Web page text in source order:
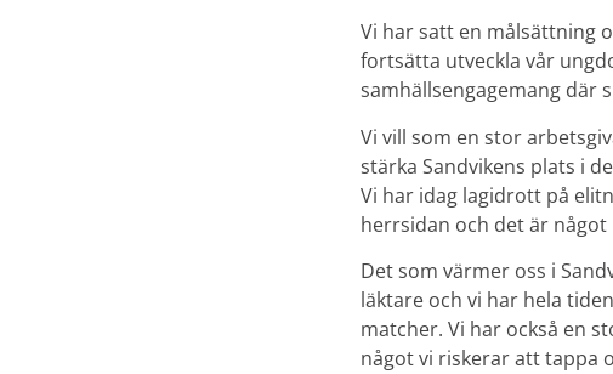
Vi har satt en målsättning
fortsätta utveckla vår
samhällsengagemang där
Vi vill som en stor
stärka Sandvikens plats i
Vi har idag lagidrott på
herrsidan och det är
Det som värmer oss i
läktare och vi har hela
matcher. Vi har också en
något vi riskerar att tappa